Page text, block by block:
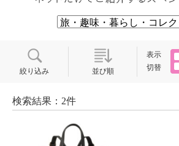
絞り込み 並び順
表示
切替
検索結果：2件